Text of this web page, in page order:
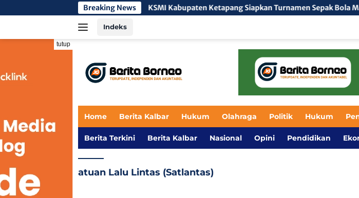
ke
Breaking News
KSMI Kabupaten Ketapang Siapkan Turnamen Sepak Bola Mini
Indeks
tutup
Home Berita Kalbar Hukum Olahraga Politik Hukum
Berita Terkini Berita Kalbar Nasional Opini Pendidikan
atuan Lalu Lintas (Satlantas)